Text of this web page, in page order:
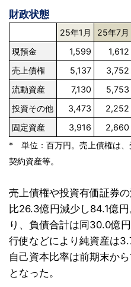
財政状態
25年1月 25年7月
現預金
1,599 1,612
売上債権
5,137 3,752
流動資産
7,130 5,753
投資その他
3,473 2,252
固定資産
3,916 2,660
* 単位：百万円。売上債権は、
契約資産等。
売上債権や投資有価証券
比26.3億円減少し84.1億
り、負債合計は同30.0億
行使などにより純資産は
自己資本比率は前期末か
となった。